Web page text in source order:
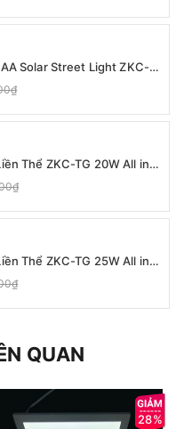
Solar Street Light ZKC-
One
Thể ZKC-TG 20W All in
Thể ZKC-TG 25W All in
QUAN
28%